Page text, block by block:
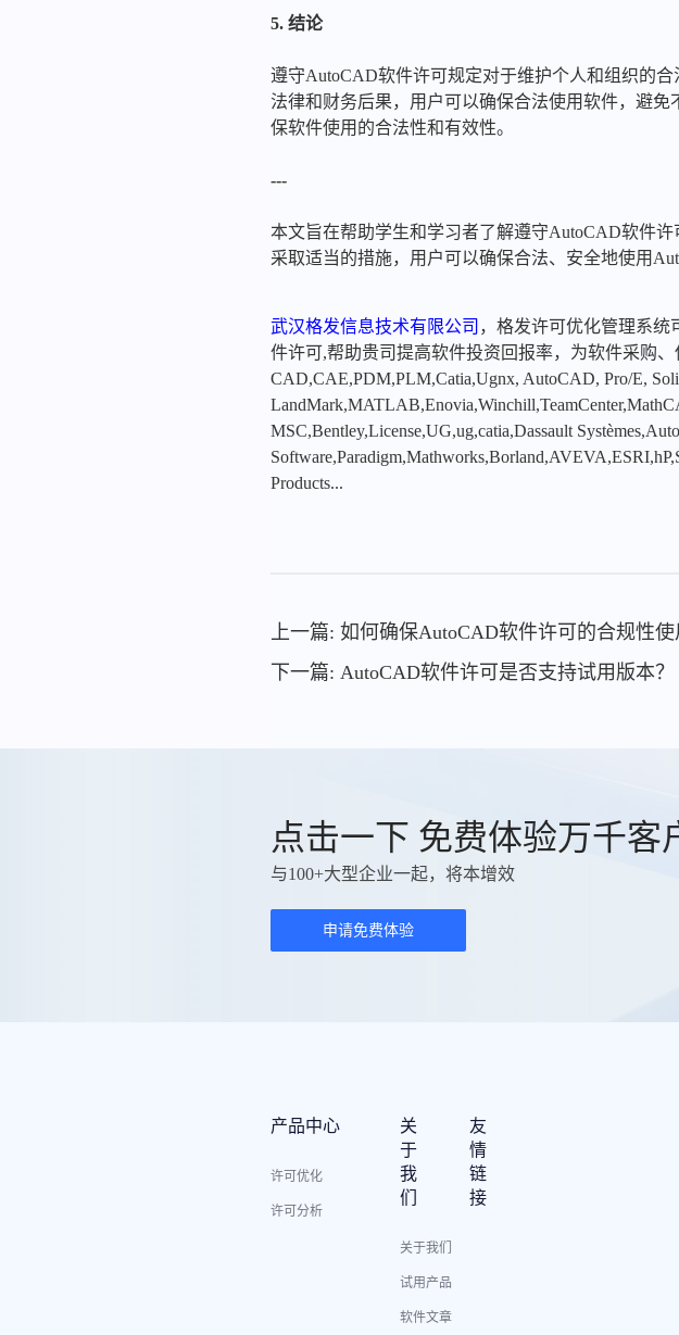
5. 结论
遵守AutoCAD软件许可规定对于维护个人和组织的
法律和财务后果，用户可以确保合法使用软件，避
保软件使用的合法性和有效性。
---
本文旨在帮助学生和学习者了解遵守AutoCAD软件
采取适当的措施，用户可以确保合法、安全地使用
武汉格发信息技术有限公司 ，格发许可优化管理系
件许可,帮助贵司提高软件投资回报率，为软件采购
CAD,CAE,PDM,PLM,Catia,Ugnx, AutoCAD, Pro/E,
MSC,Bentley,License,UG,ug,catia,Dassault
Products...
上一篇: 如何确保AutoCAD软件许可的合规性使
下一篇: AutoCAD软件许可是否支持试用版本？
点击一下 免费体验万千
与100+大型企业一起，将本增效
申请免费体验
产品中心
许可优化
许可分析
关
于
我
们
关于我们
试用产品
软件文章
友
情
链
接